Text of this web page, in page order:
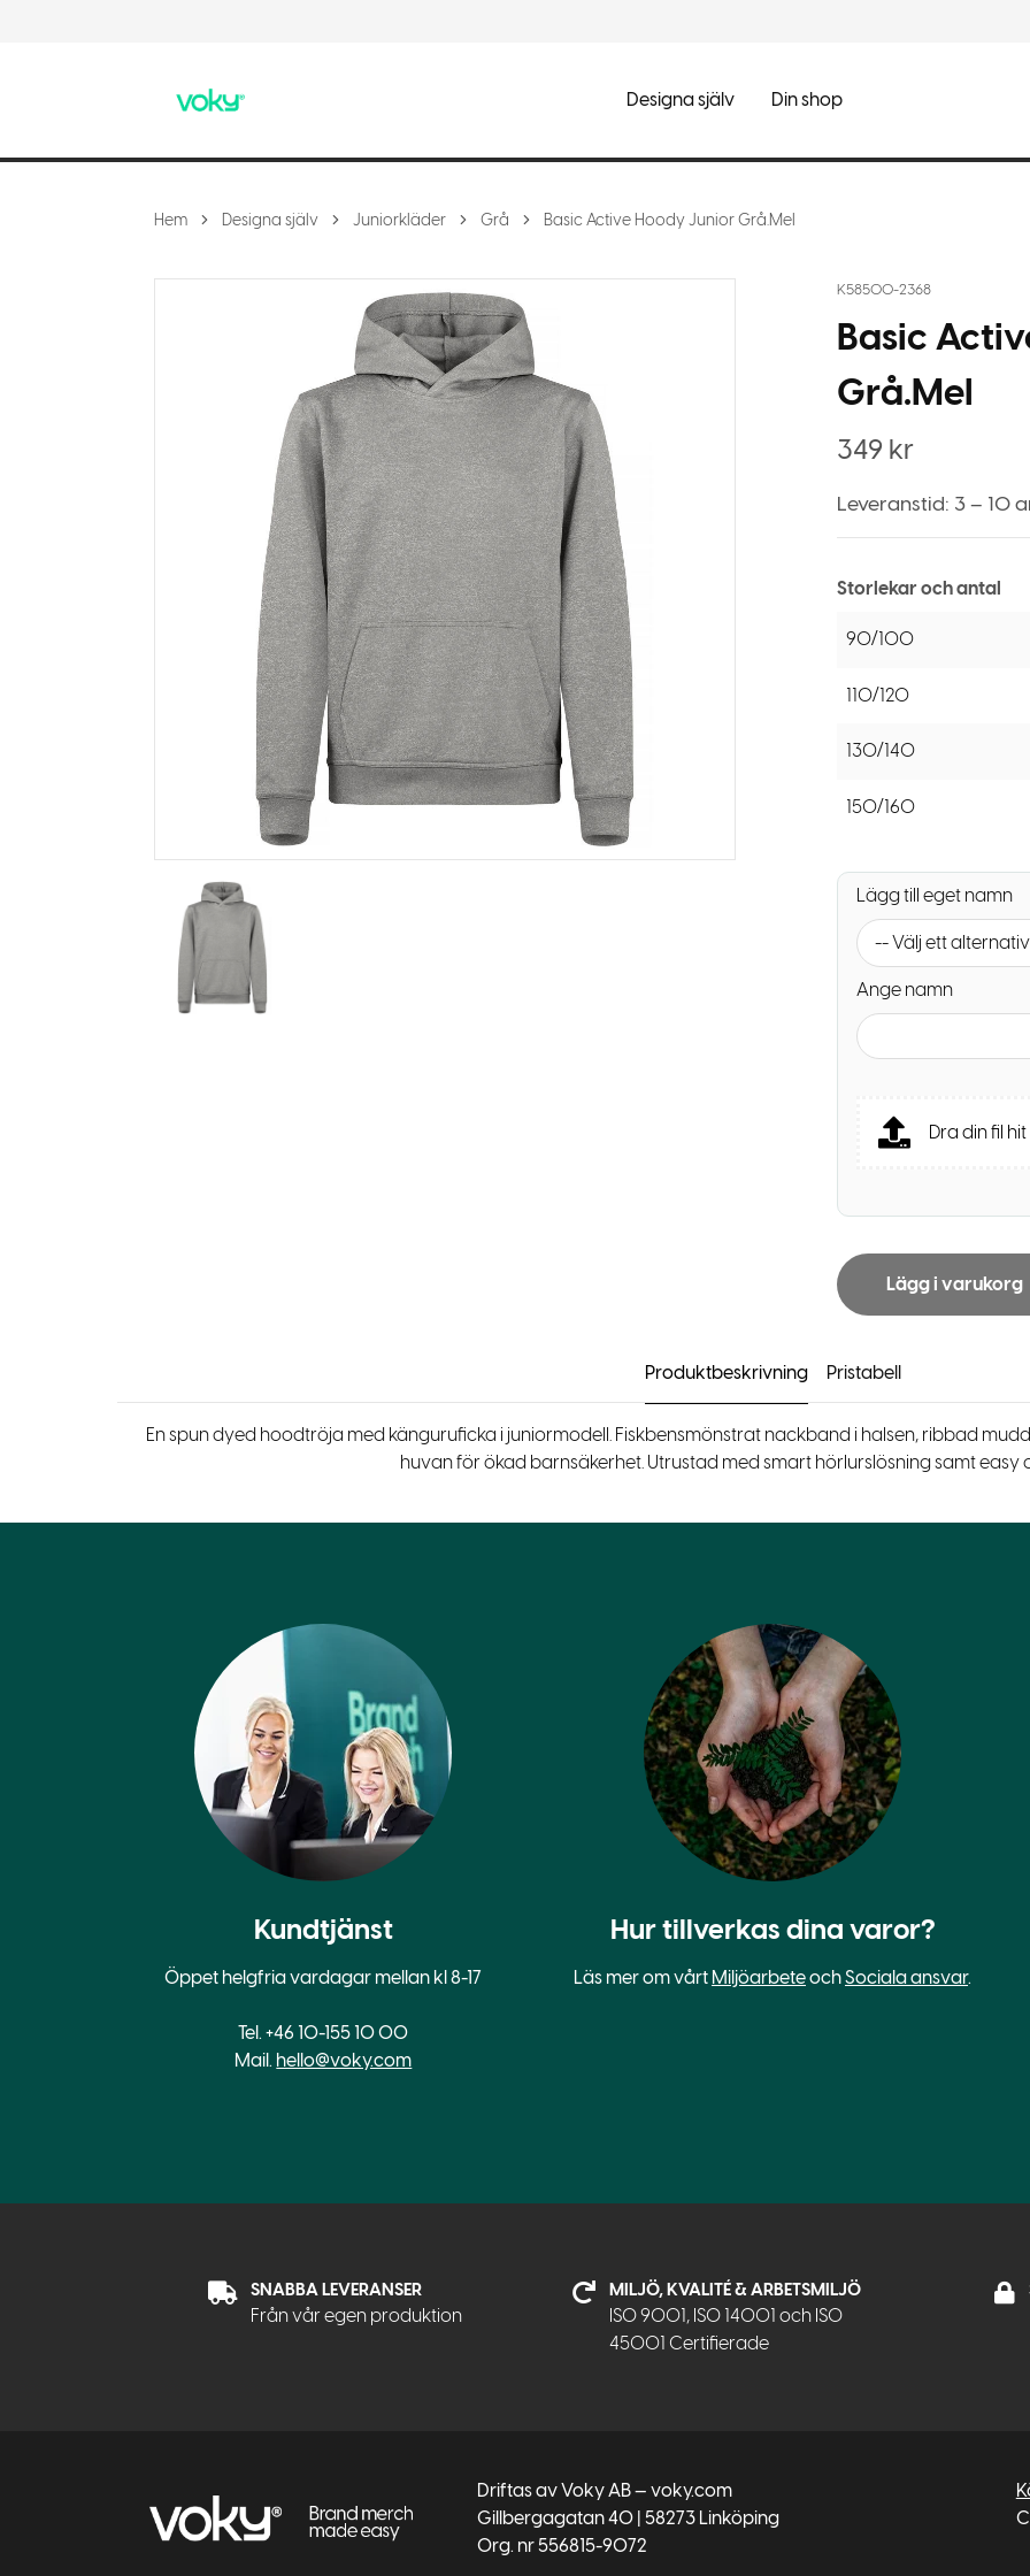
Designa själv Din shop
Hem Designa själv Juniorkläder Grå Basic Active Hoody Junior Grå.Mel
K58500-2368
Basic
Grå.Mel
349 kr
Leveranstid: 3 – 10
Storlekar och antal
90/100
110/120
130/140
150/160
Lägg till eget namn
-- Välj ett
Ange namn
Dra din fil
Lägg i varukorg
Produktbeskrivning Pristabell
En spun dyed hoodtröja med känguruficka i juniormodell. Fiskbensmönstrat nackband i halsen, ribbad
huvan för ökad barnsäkerhet. Utrustad med smart hörlurslösning samt easy
Kundtjänst
Öppet helgfria vardagar mellan kl 8-17
Tel. +46 10-155 10 00
Mail. hello@voky.com
Hur tillverkas dina varor?
Läs mer om vårt MiljöarbeteochSociala ansvar.
SNABBA LEVERANSER
Från vår egen produktion
MILJÖ, KVALITÉ & ARBETSMILJÖ
ISO 9001, ISO 14001 och ISO
45001 Certifierade
Driftas av Voky AB — voky.com
Gillbergagatan 40 | 58273 Linköping
Org. nr 556815-9072